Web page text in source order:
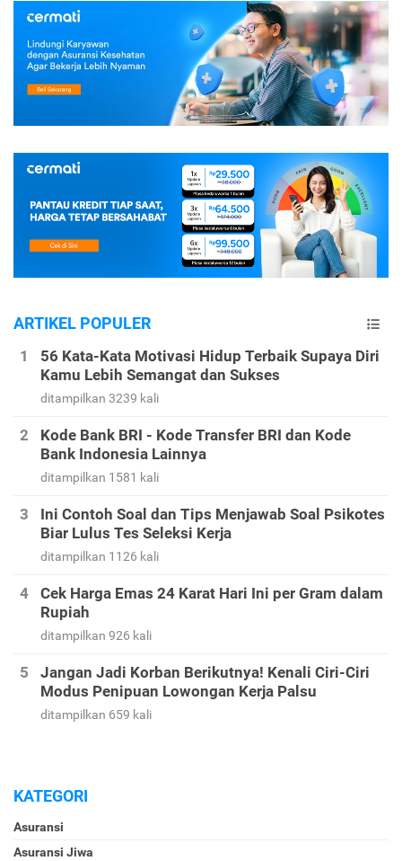
ARTIKEL POPULER
56 Kata-Kata Motivasi Hidup Terbaik Supaya Diri
Kamu Lebih Semangat dan Sukses
ditampilkan 3239 kali
Kode Bank BRI - Kode Transfer BRI dan Kode
Bank Indonesia Lainnya
ditampilkan 1581 kali
Ini Contoh Soal dan Tips Menjawab Soal Psikotes
Biar Lulus Tes Seleksi Kerja
ditampilkan 1126 kali
Cek Harga Emas 24 Karat Hari Ini per Gram dalam
Rupiah
ditampilkan 926 kali
Jangan Jadi Korban Berikutnya! Kenali Ciri-Ciri
Modus Penipuan Lowongan Kerja Palsu
ditampilkan 659 kali
KATEGORI
Asuransi
Asuransi Jiwa